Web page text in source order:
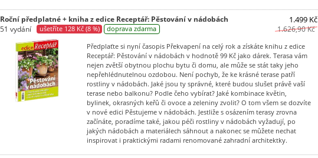
Roční předplatné + kniha z edice Receptář: Pěstování v nádobách
51 vydání ušetříte 128 Kč (8 %) doprava zdarma
1.499 Kč
1.626,90 Kč
Předplaťte si nyní časopis Překvapení na celý rok a získáte knihu z edice
Receptář: Pěstování v nádobách v hodnotě 99 Kč jako dárek. Terasa vám
nejen zvětší obytnou plochu bytu či domu, ale může se stát taky jeho
nepřehlédnutelnou ozdobou. Není pochyb, že ke krásné terase patří
rostliny v nádobách. Jaké jsou ty správné, které budou slušet právě vaší
terase nebo balkonu? Podle čeho vybírat? Jaké kombinace květin,
bylinek, okrasných keřů či ovoce a zeleniny zvolit? O tom všem se dozvíte
v nové edici Pěstujeme v nádobách. Jestliže s osázením terasy zrovna
začínáte, poradíme také, jakou péči rostliny v nádobách vyžadují, po
jakých nádobách a materiálech sáhnout a nakonec se můžete nechat
inspirovat i praktickými radami renomované zahradní architektky.